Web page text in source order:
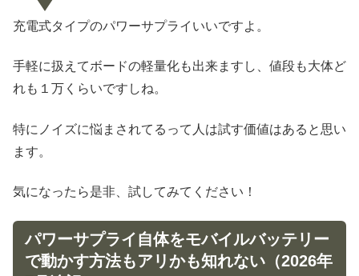
充電式タイプのパワーサプライいいですよ。
手軽に扱えてボードの軽量化も出来ますし、値段も大体ど
れも１万くらいですしね。
特にノイズに悩まされてるって人は試す価値はあると思い
ます。
気になったら是非、試してみてください！
パワーサプライ自体をモバイルバッテリー
で動かす方法もアリかも知れない（2026年